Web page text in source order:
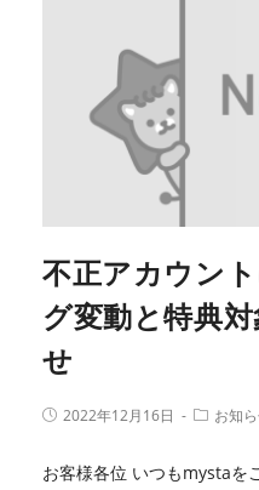
不正アカウン
グ変動と特典
せ
2022年12月16日 お知
お客様各位 いつもmystaを